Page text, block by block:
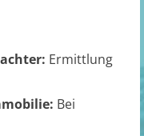
Ermittlung
Bei